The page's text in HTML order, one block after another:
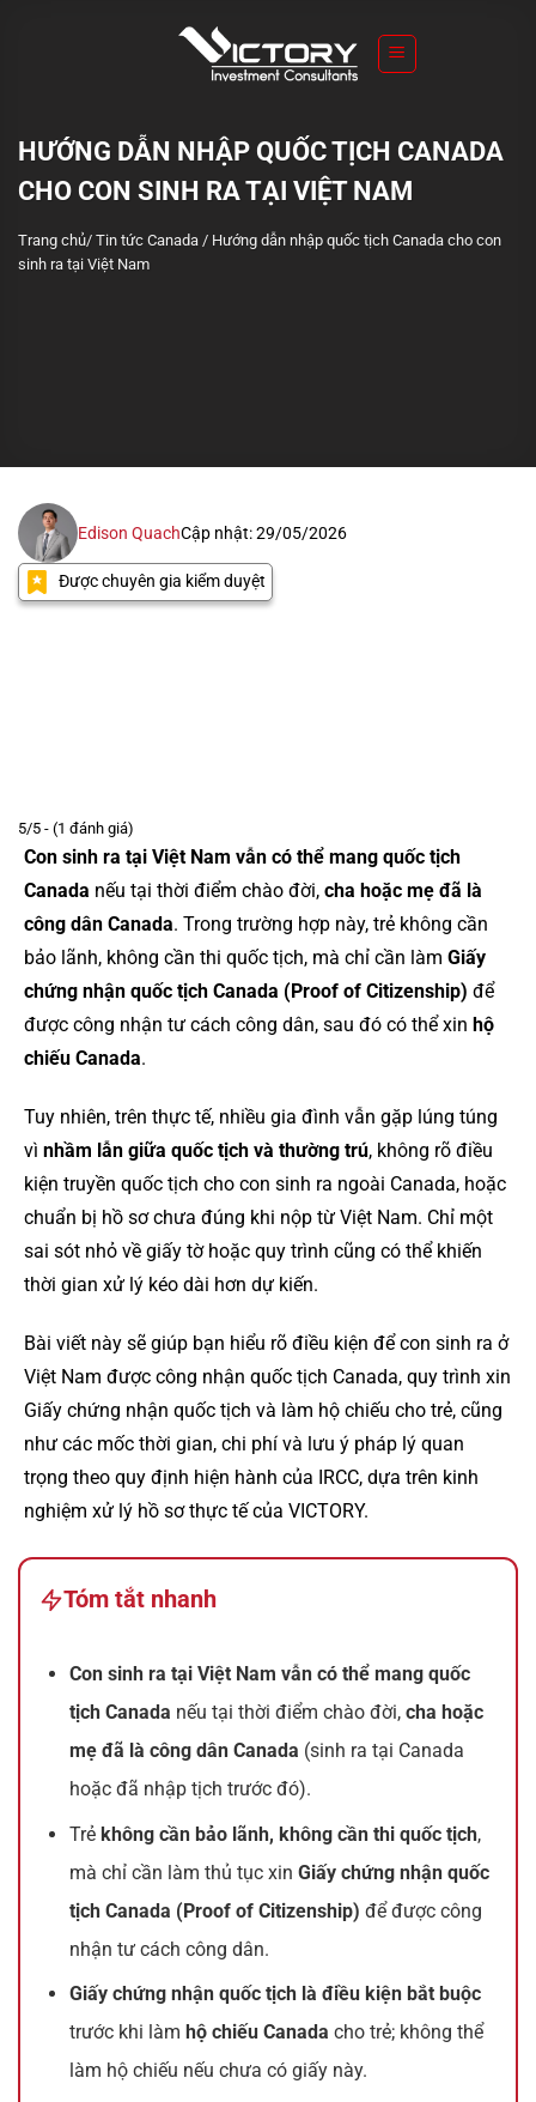
HƯỚNG DẪN NHẬP QUỐC TỊCH CANADA
CHO CON SINH RA TẠI VIỆT NAM
Trang chủ/ Tin tức Canada / Hướng dẫn nhập quốc tịch Canada cho con
sinh ra tại Việt Nam
Edison QuachCập nhật: 29/05/2026
Được chuyên gia kiểm duyệt
5/5 - (1 đánh giá)
Con sinh ra tại Việt Nam vẫn có thể mang quốc tịch
Canada nếu tại thời điểm chào đời, cha hoặc mẹ đã là
công dân Canada. Trong trường hợp này, trẻ không cần
bảo lãnh, không cần thi quốc tịch, mà chỉ cần làm Giấy
chứng nhận quốc tịch Canada (Proof of Citizenship) để
được công nhận tư cách công dân, sau đó có thể xin hộ
chiếu Canada.
Tuy nhiên, trên thực tế, nhiều gia đình vẫn gặp lúng túng
vì nhầm lẫn giữa quốc tịch và thường trú, không rõ điều
kiện truyền quốc tịch cho con sinh ra ngoài Canada, hoặc
chuẩn bị hồ sơ chưa đúng khi nộp từ Việt Nam. Chỉ một
sai sót nhỏ về giấy tờ hoặc quy trình cũng có thể khiến
thời gian xử lý kéo dài hơn dự kiến.
Bài viết này sẽ giúp bạn hiểu rõ điều kiện để con sinh ra ở
Việt Nam được công nhận quốc tịch Canada, quy trình xin
Giấy chứng nhận quốc tịch và làm hộ chiếu cho trẻ, cũng
như các mốc thời gian, chi phí và lưu ý pháp lý quan
trọng theo quy định hiện hành của IRCC, dựa trên kinh
nghiệm xử lý hồ sơ thực tế của VICTORY.
Tóm tắt nhanh
Con sinh ra tại Việt Nam vẫn có thể mang quốc
tịch Canada nếu tại thời điểm chào đời,cha hoặc
mẹ đã là công dân Canada (sinh ra tại Canada
hoặc đã nhập tịch trước đó).
Trẻkhông cần bảo lãnh, không cần thi quốc tịch,
mà chỉ cần làm thủ tục xinGiấy chứng nhận quốc
tịch Canada (Proof of Citizenship) để được công
nhận tư cách công dân.
Giấy chứng nhận quốc tịch là điều kiện bắt buộc
trước khi làm hộ chiếu Canada cho trẻ; không thể
làm hộ chiếu nếu chưa có giấy này.